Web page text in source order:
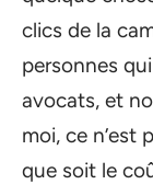
clics de la
personnes
avocats, et
moi, ce n’est
que soit le